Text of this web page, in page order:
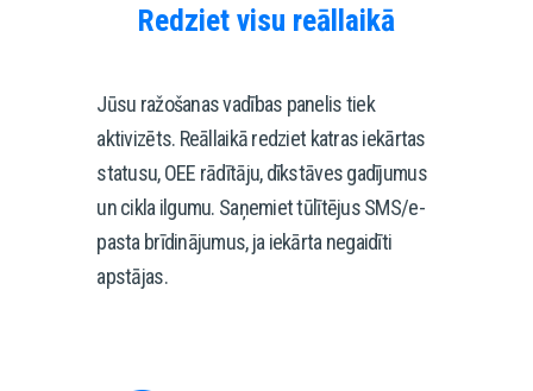
Redziet visu reāllaikā
Jūsu ražošanas vadības panelis tiek
aktivizēts. Reāllaikā redziet katras iekārtas
statusu, OEE rādītāju, dīkstāves gadījumus
un cikla ilgumu. Saņemiet tūlītējus SMS/e-
pasta brīdinājumus, ja iekārta negaidīti
apstājas.